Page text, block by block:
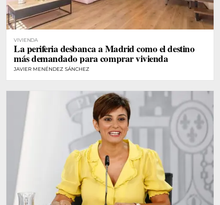
VIVIENDA
La periferia desbanca a Madrid como el destino
más demandado para comprar vivienda
JAVIER MENÉNDEZ SÁNCHEZ